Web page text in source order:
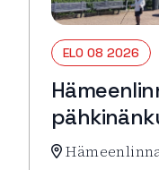
ELO 08 2026